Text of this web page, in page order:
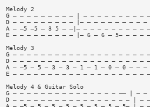
Melody 2
G — — — — — — — — — | — — — — — — — — —
D — — — — — — — — — |— — — — — — — — —
A — —5 —5 — 3 5 — —|— — — — — — — — — —
E — — — — — — — — — |— 6 — 6 — 5— — — —
Melody 3
G — — — — — — — — — — — — — — — — — — —
D — — — — — — — — — — — — — — — — — — —
A — —5 — 5 — 3 — 3 — 1 — 1 — 0 — 0 — —
E — — — — — — — — — — — — — — — — — — —
Melody 4 & Guitar Solo
G — — — — — — — — — — — — — — — —— | —
D — — — — — — — — — — — — — — — — — | —